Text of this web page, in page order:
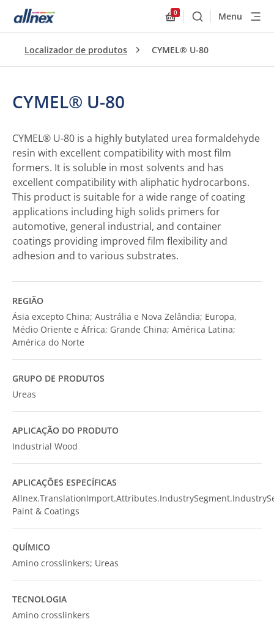
0
BuscarMenu
Localizador de produtos CYMEL® U-80
CYMEL® U-80
CYMEL® U-80 is a highly butylated urea formaldehyde
resin with excellent compatibility with most film
formers. It is soluble in most solvents and has
excellent compatibility with aliphatic hydrocarbons.
This product is suitable for a wide range of coating
applications including high solids primers for
automotive, general industrial, and container
coatings providing improved film flexibility and
adhesion and to various substrates.
REGIÃO
Ásia excepto China; Austrália e Nova Zelândia; Europa,
Médio Oriente e África; Grande China; América Latina;
América do Norte
GRUPO DE PRODUTOS
Ureas
APLICAÇÃO DO PRODUTO
Industrial Wood
APLICAÇÕES ESPECÍFICAS
Paint & Coatings
QUÍMICO
Amino crosslinkers; Ureas
TECNOLOGIA
Amino crosslinkers